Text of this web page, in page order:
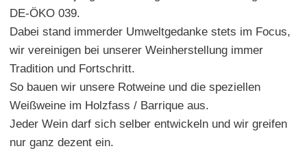
DE-ÖKO 039.
Dabei stand immerder Umweltgedanke stets im Focus,
wir vereinigen bei unserer Weinherstellung immer
Tradition und Fortschritt.
So bauen wir unsere Rotweine und die speziellen
Weißweine im Holzfass / Barrique aus.
Jeder Wein darf sich selber entwickeln und wir greifen
nur ganz dezent ein.